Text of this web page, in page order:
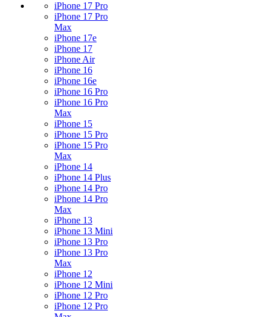
iPhone 17 Pro
iPhone 17 Pro
Max
iPhone 17e
iPhone 17
iPhone Air
iPhone 16
iPhone 16e
iPhone 16 Pro
iPhone 16 Pro
Max
iPhone 15
iPhone 15 Pro
iPhone 15 Pro
Max
iPhone 14
iPhone 14 Plus
iPhone 14 Pro
iPhone 14 Pro
Max
iPhone 13
iPhone 13 Mini
iPhone 13 Pro
iPhone 13 Pro
Max
iPhone 12
iPhone 12 Mini
iPhone 12 Pro
iPhone 12 Pro